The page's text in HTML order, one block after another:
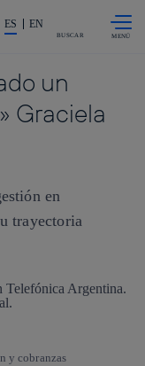
en accionistas e
ES EN
BUSCAR
un
Graciela
en
trayectoria
y cobranzas